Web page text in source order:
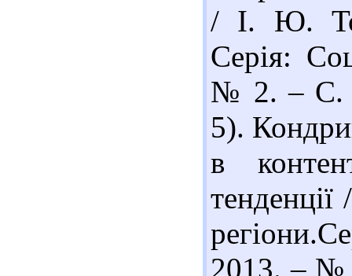
/ І. Ю.
Серія:
№ 2. – С.
5).
в
2013. – №